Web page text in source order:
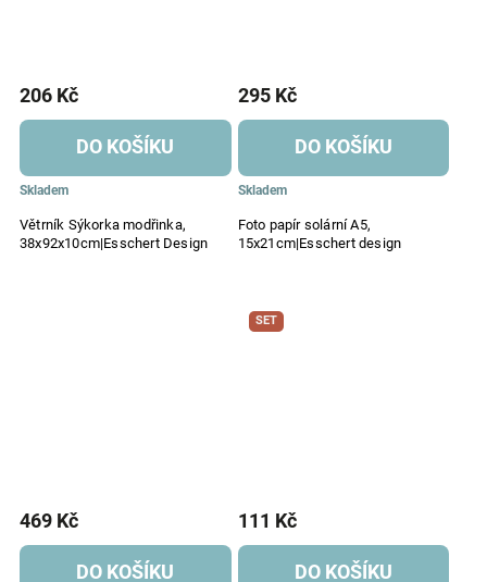
Větrník Sýkorka modřinka,
38x92x10cm|Esschert Design
Skladem
206 Kč
DO KOŠÍKU
Foto papír solární A5,
15x21cm|Esschert design
Skladem
295 Kč
DO KOŠÍKU
469 Kč
DO KOŠÍKU
SET
111 Kč
DO KOŠÍKU